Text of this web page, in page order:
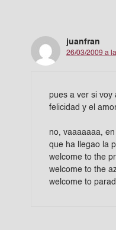
juanfran
26/03/2009 a
pues a ver si
felicidad y el
no, vaaaaaaa,
que ha llegao la
welcome to the
welcome to the
welcome to